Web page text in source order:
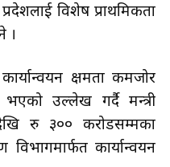
विशेष प्राथमिकता
।
क्षमता कमजोर
उल्लेख गर्दै मन्त्री
रु ३०० करोडसम्मका
कार्यान्वयन